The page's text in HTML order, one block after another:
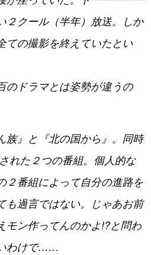
２クール（半年）放送。しか
ての撮影を終えていたとい
のドラマとは姿勢が違うの
族』と『北の国から』。同時
れた２つの番組。個人的な
２番組によって自分の進路を
も過言ではない。じゃあお前
モン作ってんのかよ!?と問わ
わけで……